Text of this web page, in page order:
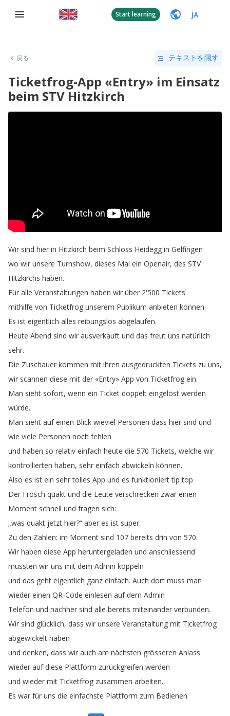
Start learning JA
戻る テキストを隠す
Ticketfrog-App «Entry» im Einsatz
beim STV Hitzkirch
Wir sind hier in Hitzkirch beim Schloss Heidegg in Gelfingen
wo wir unsere Turnshow, dieses Mal ein Openair, des STV
Hitzkirchs haben.
Für alle Veranstaltungen haben wir über 2'500 Tickets
mithilfe von Ticketfrog unserem Publikum anbieten können.
Es ist eigentlich alles reibungslos abgelaufen.
Heute Abend sind wir ausverkauft und das freut uns natürlich
sehr.
Die Zuschauer kommen mit ihren ausgedruckten Tickets zu uns,
wir scannen diese mit der «Entry» App von Ticketfrog ein.
Man sieht sofort, wenn ein Ticket doppelt eingelöst werden
würde.
Man sieht auf einen Blick wieviel Personen dass hier sind und
wie viele Personen noch fehlen
und haben so relativ einfach heute die 570 Tickets, welche wir
kontrollierten haben, sehr einfach abwickeln können.
Also es ist ein sehr tolles App und es funktioniert tip top
Der Frosch quakt und die Leute verschrecken zwar einen
Moment schnell und fragen sich:
„was quakt jetzt hier?“ aber es ist super.
Zu den Zahlen: im Moment sind 107 bereits drin von 570.
Wir haben diese App heruntergeladen und anschliessend
mussten wir uns mit dem Admin koppeln
und das geht eigentlich ganz einfach. Auch dort muss man
wieder einen QR-Code einlesen auf dem Admin
Telefon und nachher sind alle bereits miteinander verbunden.
Wir sind glücklich, dass wir unsere Veranstaltung mit Ticketfrog
abgewickelt haben
und denken, dass wir auch am nächsten grösseren Anlass
wieder auf diese Plattform zurückgreifen werden
und wieder mit Ticketfrog zusammen arbeiten.
Es war für uns die einfachste Plattform zum Bedienen